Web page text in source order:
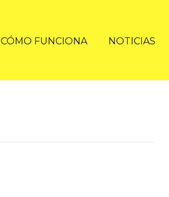
CÓMO FUNCIONA NOTICIAS